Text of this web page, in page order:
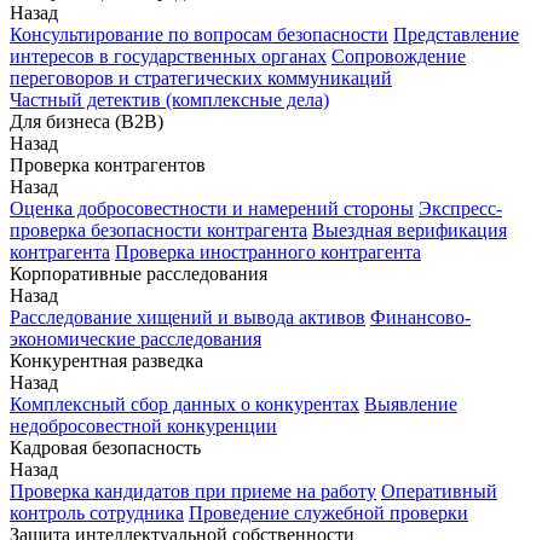
Назад
Консультирование по вопросам безопасности Представление
интересов в государственных органах Сопровождение
переговоров и стратегических коммуникаций
Частный детектив (комплексные дела)
Для бизнеса (B2B)
Назад
Проверка контрагентов
Назад
Оценка добросовестности и намерений стороны Экспресс-
проверка безопасности контрагента Выездная верификация
контрагента Проверка иностранного контрагента
Корпоративные расследования
Назад
Расследование хищений и вывода активов Финансово-
экономические расследования
Конкурентная разведка
Назад
Комплексный сбор данных о конкурентах Выявление
недобросовестной конкуренции
Кадровая безопасность
Назад
Проверка кандидатов при приеме на работу Оперативный
контроль сотрудника Проведение служебной проверки
Защита интеллектуальной собственности